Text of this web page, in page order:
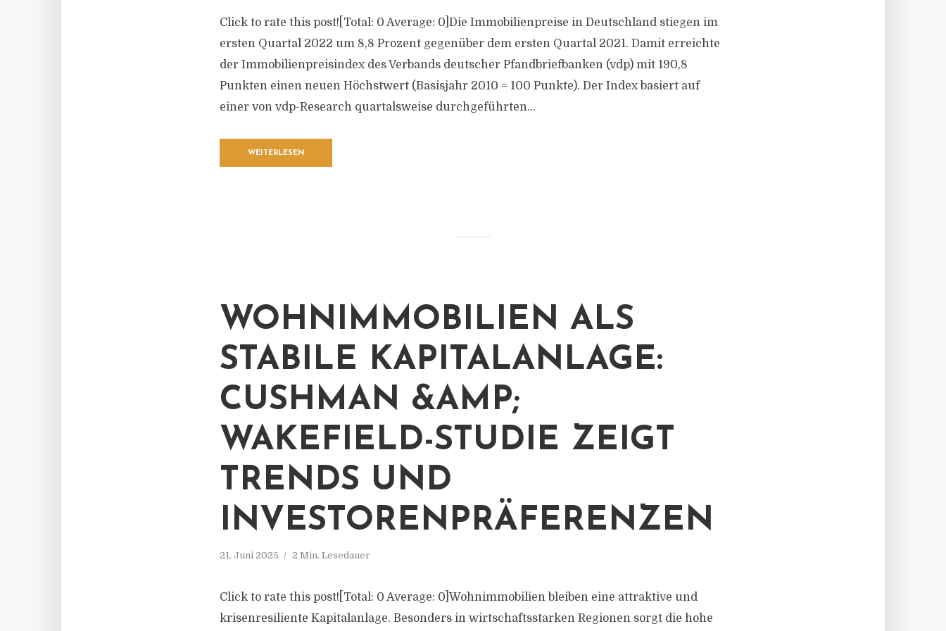
Click to rate this post![Total: 0 Average: 0]Die Immobilienpreise in Deutschland stiegen im
ersten Quartal 2022 um 8,8 Prozent gegenüber dem ersten Quartal 2021. Damit erreichte
der Immobilienpreisindex des Verbands deutscher Pfandbriefbanken (vdp) mit 190,8
Punkten einen neuen Höchstwert (Basisjahr 2010 = 100 Punkte). Der Index basiert auf
einer von vdp-Research quartalsweise durchgeführten...
WEITERLESEN
WOHNIMMOBILIEN ALS
STABILE KAPITALANLAGE:
CUSHMAN &AMP;
WAKEFIELD-STUDIE ZEIGT
TRENDS UND
INVESTORENPRÄFERENZEN
21. Juni 2025 2 Min. Lesedauer
Click to rate this post![Total: 0 Average: 0]Wohnimmobilien bleiben eine attraktive und
krisenresiliente Kapitalanlage. Besonders in wirtschaftsstarken Regionen sorgt die hohe